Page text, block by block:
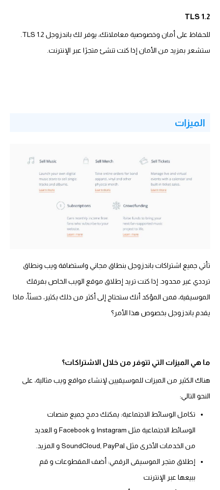
TLS 1.2
ستشعر بمزيد من الأمان إذا كنت تنشئ متجرًا عبر الإنترنت.
الميزات
تأتي جميع اشتراكات باندزوجل بنطاق مجاني واستضافة ويب ونطاق
ترددي غير محدود. إذا كنت تريد إطلاق موقع الويب الخاص بفرقك
الموسيقية، فمن المؤكد أنك ستحتاج إلى أكثر من ذلك بكثير، حسنًأ، ماذا
يقدم باندزوجل بخصوص هذا الأمر؟
ما هي الميزات التي تتوفر من خلال الاشتراكات؟
هناك الكثير من الميزات للموسيقيين لإنشاء مواقع ويب مثالية، على
النحو التالي:
تكامل الوسائط الاجتماعية: يمكنك دمج جميع منصات
الوسائط الاجتماعية مثل Instagram و Facebook و العديد
من الخدمات الأخرى مثل SoundCloud, PayPal و المزيد.
إطلاق متجر الموسيقى الرقمي: أضف المقطوعات و قم
ببيعها عبر الإنترنت